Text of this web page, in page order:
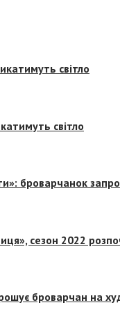
світло
світло
броварчанок
сезон 2022
броварчан на